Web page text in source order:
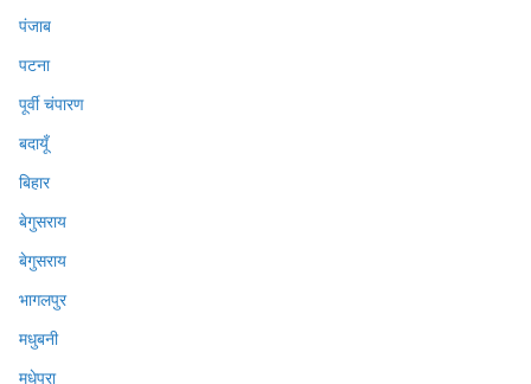
पंजाब
पटना
पूर्वी चंपारण
बदायूँ
बिहार
बेगुसराय
बेगुसराय
भागलपुर
मधुबनी
मधेपुरा